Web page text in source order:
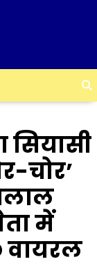
सियासी
चोर’
में
वायरल